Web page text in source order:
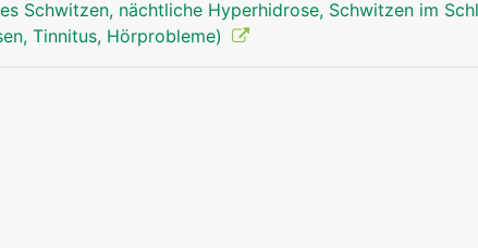
Schwitzen, nächtliche Hyperhidrose, Schwitzen im
Tinnitus, Hörprobleme)